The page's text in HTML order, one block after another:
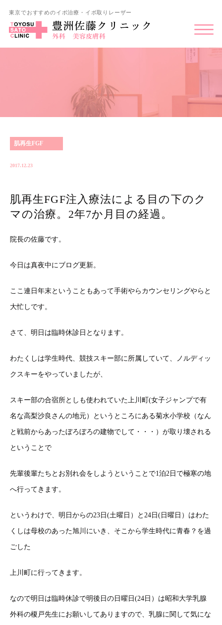
東京でおすすめのイボ治療・イボ取りレーザー
肌再生FGF
2017.12.23
肌再生FGF注入療法による目の下のク
マの治療。2年7か月目の経過。
院長の佐藤です。
今日は真夜中にブログ更新。
ここ連日年末ということもあって手術やらカウンセリングやらと
大忙しです。
さて、明日は臨時休診日となります。
わたくしは学生時代、競技スキー部に所属していて、ノルディッ
クスキーをやっていましたが、
スキー部の合宿所としも使われていた上川町(女子ジャンプで有
名な高梨沙良さんの地元）というところにある菊水小学校（なん
と戦前からあったぼろぼろの建物でして・・・）が取り壊される
ということで
先輩後輩たちとお別れ会をしようということで1泊2日で極寒の地
へ行ってきます。
というわけで、明日からの23日(土曜日）と24日(日曜日）はわた
くしは母校のあった旭川にいき、そこから学生時代に青春？を過
ごした
上川町に行ってきます。
なので明日は臨時休診で明後日の日曜日(24日）は昭和大学乳腺
外科の榎戸先生にお願いしてありますので、乳腺に関して気にな